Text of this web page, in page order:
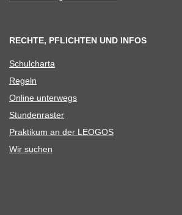
RECHTE, PFLICHTEN UND INFOS
Schul­charta
Regeln
Online unter­wegs
Stun­den­ras­ter
Prak­ti­kum an der LEOGOS
Wir suchen